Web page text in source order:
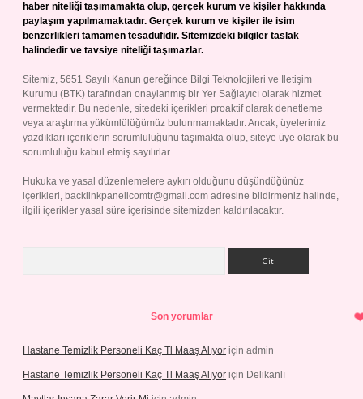
haber niteliği taşımamakta olup, gerçek kurum ve kişiler hakkında
paylaşım yapılmamaktadır. Gerçek kurum ve kişiler ile isim
benzerlikleri tamamen tesadüfidir. Sitemizdeki bilgiler taslak
halindedir ve tavsiye niteliği taşımazlar.
Sitemiz, 5651 Sayılı Kanun gereğince Bilgi Teknolojileri ve İletişim
Kurumu (BTK) tarafından onaylanmış bir Yer Sağlayıcı olarak hizmet
vermektedir. Bu nedenle, sitedeki içerikleri proaktif olarak denetleme
veya araştırma yükümlülüğümüz bulunmamaktadır. Ancak, üyelerimiz
yazdıkları içeriklerin sorumluluğunu taşımakta olup, siteye üye olarak bu
sorumluluğu kabul etmiş sayılırlar.
Hukuka ve yasal düzenlemelere aykırı olduğunu düşündüğünüz
içerikleri, backlinkpanelicomtr@gmail.com adresine bildirmeniz halinde,
ilgili içerikler yasal süre içerisinde sitemizden kaldırılacaktır.
Son yorumlar
Hastane Temizlik Personeli Kaç Tl Maaş Alıyor için admin
Hastane Temizlik Personeli Kaç Tl Maaş Alıyor için Delikanlı